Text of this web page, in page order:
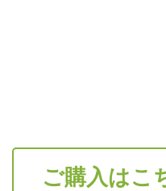
ご購入はこ